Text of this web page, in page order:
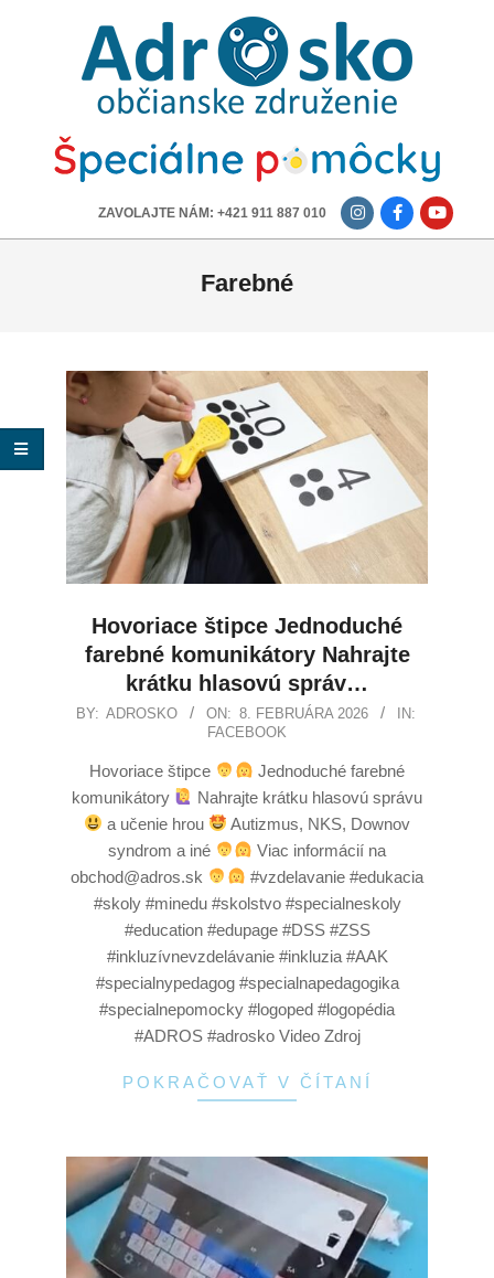
ADROSKO
OBČIANSKE
ZDRUŽENIE
ZAVOLAJTE NÁM: +421 911 887 010
Farebné
Hovoriace štipce Jednoduché
farebné komunikátory Nahrajte
krátku hlasovú správ…
BY: ADROSKO ON: 8. FEBRUÁRA 2026
IN:
FACEBOOK
Hovoriace štipce
Jednoduché farebné
komunikátory
Nahrajte krátku hlasovú správu
a učenie hrou
Autizmus, NKS, Downov
syndrom a iné
Viac informácií na
obchod@adros.sk
#vzdelavanie #edukacia
#skoly #minedu #skolstvo #specialneskoly
#education #edupage #DSS #ZSS
#inkluzívnevzdelávanie #inkluzia #AAK
#specialnypedagog #specialnapedagogika
#specialnepomocky #logoped #logopédia
#ADROS #adrosko Video Zdroj
POKRAČOVAŤ V ČÍTANÍ